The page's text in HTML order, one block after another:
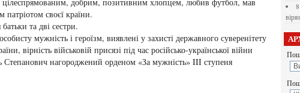
своєї країни.
та дві сестри.
мужність і героїзм, виявлені у захисті державного суверенітету
вірність військовій присязі під час російсько-української війни
Степанович нагороджений орденом «За мужність» III ступеня